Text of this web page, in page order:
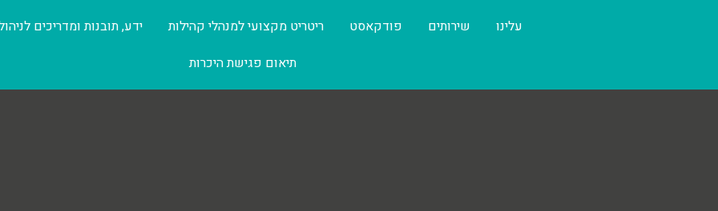
עלינו שירותים פודקאסט ריטריט מקצועי למנהלי קהילות
ידע, תובנות ומדריכים
תיאום פגישת היכרות